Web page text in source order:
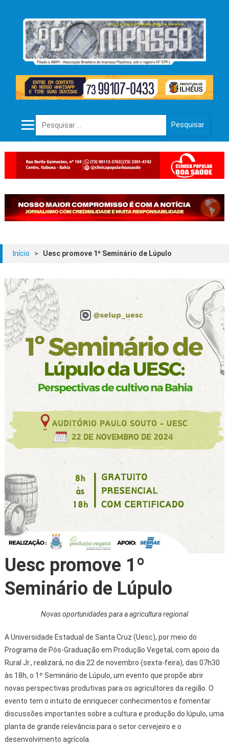
Pesquisar por:
Início > Uesc promove 1º Seminário de Lúpulo
Uesc promove 1º
Seminário de Lúpulo
Novas oportunidades para a agricultura regional
A Universidade Estadual de Santa Cruz (Uesc), por meio do
Programa de Pós-Graduação em Produção Vegetal, com apoio da
Rural Jr., realizará, no dia 22 de novembro (sexta-feira), das 07h30
às 18h, o 1º Seminário de Lúpulo, um evento que propõe abrir
novas perspectivas produtivas para os agricultores da região. O
evento tem o intuito de enriquecer conhecimentos e fomentar
discussões importantes sobre a cultura e produção do lúpulo, uma
planta de grande relevância para o setor cervejeiro e o
desenvolvimento agrícola.